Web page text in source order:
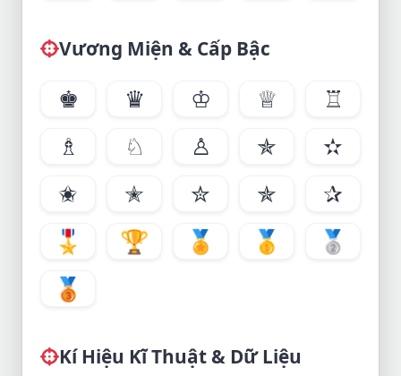
Vương Miện & Cấp Bậc
♚ ♛ ♔ ♕
♖
♗
♘ ♙ ✯
✫
✬
✭ ✮ ✯
✰
🎖
🏆 🏅 🥇
🥈
🥉
Kí Hiệu Kĩ Thuật & Dữ Liệu